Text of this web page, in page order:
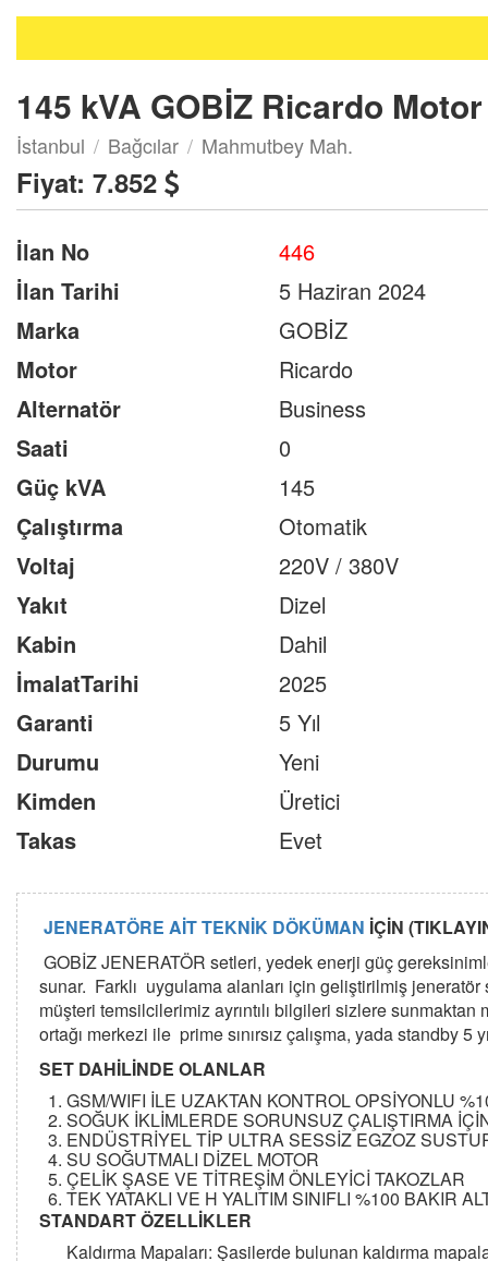
145 kVA GOBİZ Ricardo
İstanbul Bağcılar Mahmutbey Mah.
Fiyat: 7.852
İlan No
446
İlan Tarihi
5 Haziran 2024
Marka
GOBİZ
Motor
Ricardo
Alternatör
Business
Saati
0
Güç kVA
145
Çalıştırma
Otomatik
Voltaj
220V / 380V
Yakıt
Dizel
Kabin
Dahil
İmalatTarihi
2025
Garanti
5 Yıl
Durumu
Yeni
Kimden
Üretici
Takas
Evet
JENERATÖRE AİT TEKNİK DÖKÜMAN İÇİN
GOBİZ JENERATÖR setleri, yedek enerji güç
sunar. Farklı uygulama alanları için geliştirilmiş jeneratör
müşteri temsilcilerimiz ayrıntılı bilgileri sizlere
ortağı merkezi ile prime sınırsız çalışma, yada standby
SET DAHİLİNDE OLANLAR
GSM/WIFI İLE UZAKTAN KONTROL OPSİYONLU
SOĞUK İKLİMLERDE SORUNSUZ ÇALIŞTIRMA
ENDÜSTRİYEL TİP ULTRA SESSİZ EGZOZ
SU SOĞUTMALI DİZEL MOTOR
ÇELİK ŞASE VE TİTREŞİM ÖNLEYİCİ TAKOZLAR
TEK YATAKLI VE H YALITIM SINIFLI %100 BAKIR
STANDART ÖZELLİKLER
Kaldırma Mapaları: Şasilerde bulunan kaldırma